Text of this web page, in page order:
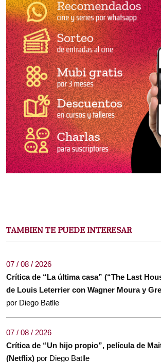
TAMBIEN TE PUEDE INTERESAR
07 / 08 / 2026
Crítica de “La última casa” (“The Last
de Louis Leterrier con Wagner Moura y
por Diego Batlle
07 / 08 / 2026
Crítica de “Un hijo propio”, película de
(Netflix) por Diego Batlle